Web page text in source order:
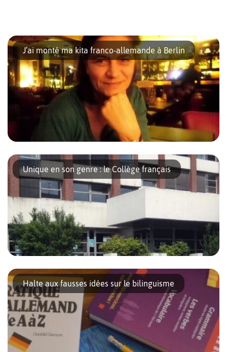
L’Ecole de Musique de Berlin, fondée en 1980, propose un
enseignement franco-allemand. 345 élèves (dont environ 50 %
de familles françaises) suivent des cours individuels ou collectifs
en langue française, […]
J’ai monté ma kita franco-allemande à Berlin
« Il était très important pour moi d’avoir une équipe vraiment
bilingue. » A 54 ans, Florence de Beaufort se souvient de la
façon dont elle a créé la kita « Gänseblümchen » ou […]
Unique en son genre : le Collège français
Depuis la révocation de l’Edit de Nantes, Berlin a toujours connu
une présence francophone originale. Le Collège français ou
Französisches Gymnasium, fondé en 1689 pour les huguenots,
en est un […]
Halte aux fausses idées sur le bilinguisme